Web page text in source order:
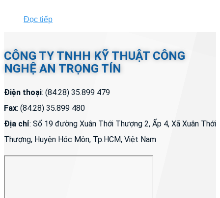
Đọc tiếp
CÔNG TY TNHH KỸ THUẬT CÔNG
NGHỆ AN TRỌNG TÍN
Điện thoại: (84.28) 35.899 479
Fax: (84.28) 35.899 480
Địa chỉ: Số 19 đường Xuân Thới Thượng 2, Ấp 4, Xã Xuân Thới
Thượng, Huyện Hóc Môn, Tp.HCM, Việt Nam